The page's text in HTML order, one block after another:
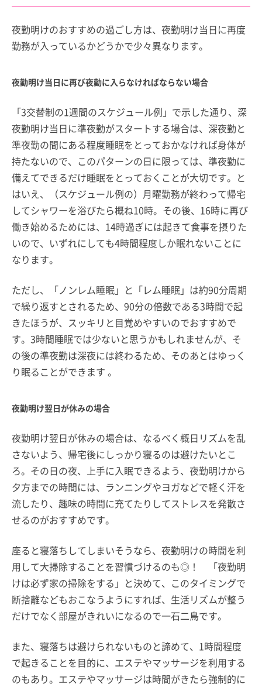
夜勤明けのおすすめの過ごし方は、夜勤明け当日に再度
勤務が入っているかどうかで少々異なります。
夜勤明け当日に再び夜勤に入らなければならない場合
「3交替制の1週間のスケジュール例」で示した通り、深
夜勤明け当日に準夜勤がスタートする場合は、深夜勤と
準夜勤の間にある程度睡眠をとっておかなければ身体が
持たないので、このパターンの日に限っては、準夜勤に
備えてできるだけ睡眠をとっておくことが大切です。と
はいえ、（スケジュール例の）月曜勤務が終わって帰宅
してシャワーを浴びたら概ね10時。その後、16時に再び
働き始めるためには、14時過ぎには起きて食事を摂りた
いので、いずれにしても4時間程度しか眠れないことに
なります。
ただし、「ノンレム睡眠」と「レム睡眠」は約90分周期
で繰り返すとされるため、90分の倍数である3時間で起
きたほうが、スッキリと目覚めやすいのでおすすめで
す。3時間睡眠では少ないと思うかもしれませんが、そ
の後の準夜勤は深夜には終わるため、そのあとはゆっく
り眠ることができます 。
夜勤明け翌日が休みの場合
夜勤明け翌日が休みの場合は、なるべく概日リズムを乱
さないよう、帰宅後にしっかり寝るのは避けたいとこ
ろ。その日の夜、上手に入眠できるよう、夜勤明けから
夕方までの時間には、ランニングやヨガなどで軽く汗を
流したり、趣味の時間に充てたりしてストレスを発散さ
せるのがおすすめです。
座ると寝落ちしてしまいそうなら、夜勤明けの時間を利
用して大掃除することを習慣づけるのも◎！ 「夜勤明
けは必ず家の掃除をする」と決めて、このタイミングで
断捨離などもおこなうようにすれば、生活リズムが整う
だけでなく部屋がきれいになるので一石二鳥です。
また、寝落ちは避けられないものと諦めて、1時間程度
で起きることを目的に、エステやマッサージを利用する
のもあり。エステやマッサージは時間がきたら強制的に